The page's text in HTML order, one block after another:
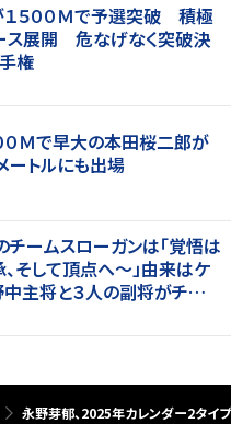
５００Ｍで予選突破 積極
ス展開 危なげなく突破決
権
０Ｍで早大の本田桜二郎が
ートルにも出場
チームスローガンは「覚悟は
そして頂点へ～」由来はケ
主将と３人の副将がチーム
集第１弾、国学院大
永野芽郁、2025年カレンダー2タイ